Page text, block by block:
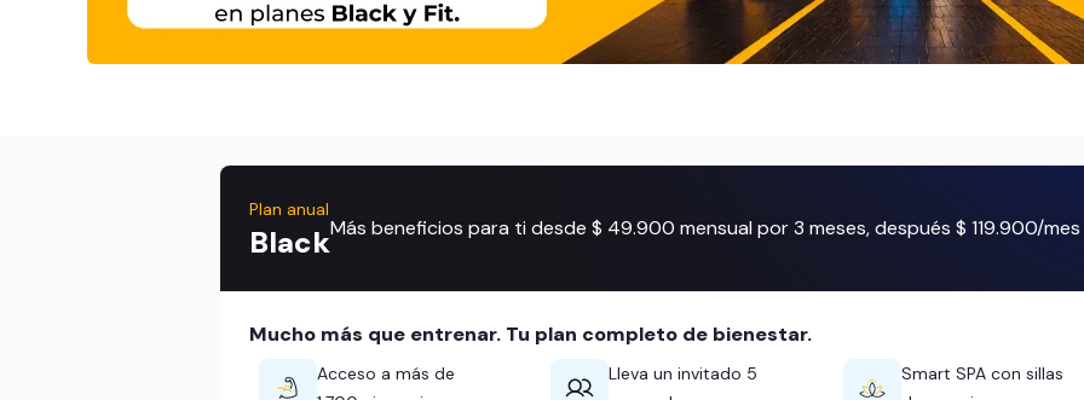
Plan anual
BlackMás beneficios para ti desde $ 49.900 mensual por 3 meses, después $ 119.900/mes
Mucho más que entrenar. Tu plan completo de bienestar.
Acceso a más de
Lleva un invitado 5
Smart SPA con sillas